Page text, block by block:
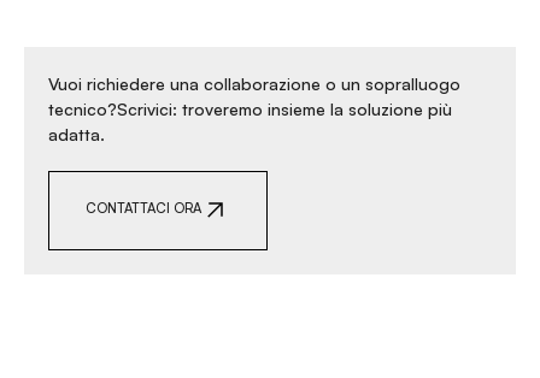
Vuoi richiedere una collaborazione o un sopralluogo
tecnico?Scrivici: troveremo insieme la soluzione più
adatta.
CONTATTACI ORA